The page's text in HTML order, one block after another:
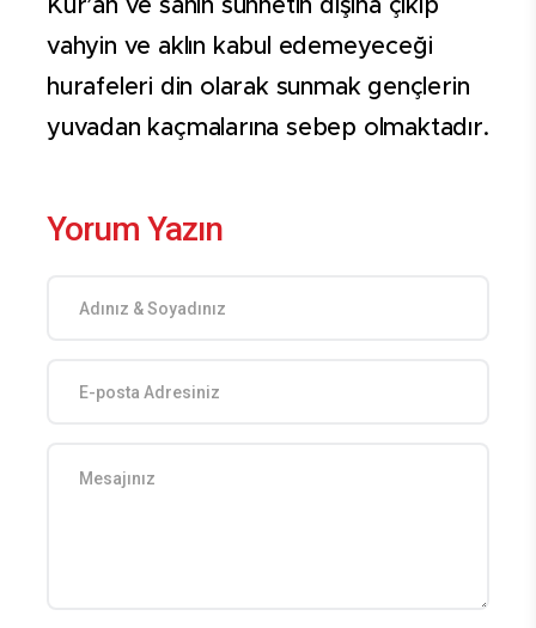
Kur’an ve sahih sünnetin dışına çıkıp
vahyin ve aklın kabul edemeyeceği
hurafeleri din olarak sunmak gençlerin
yuvadan kaçmalarına sebep olmaktadır.
Yorum Yazın